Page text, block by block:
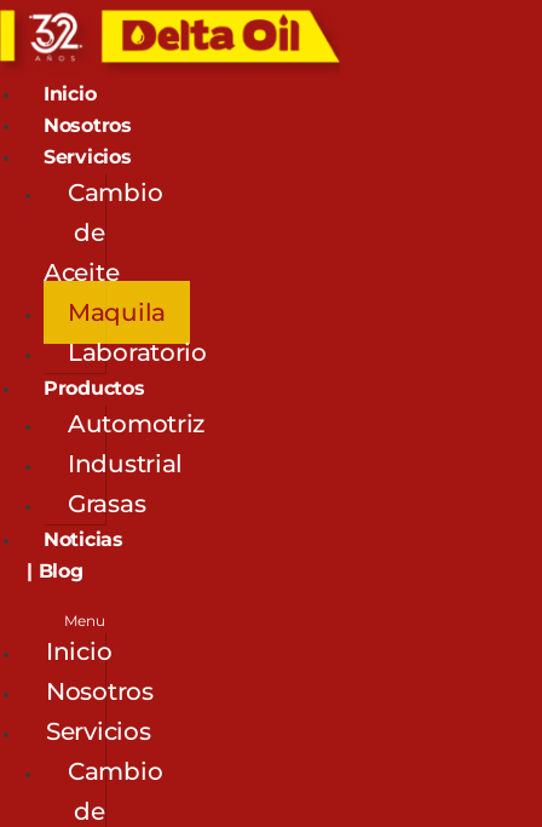
Inicio
Nosotros
Servicios
Cambio
de
Aceite
Maquila
Laboratorio
Productos
Automotriz
Industrial
Grasas
Noticias
| Blog
Menu
Inicio
Nosotros
Servicios
Cambio
de